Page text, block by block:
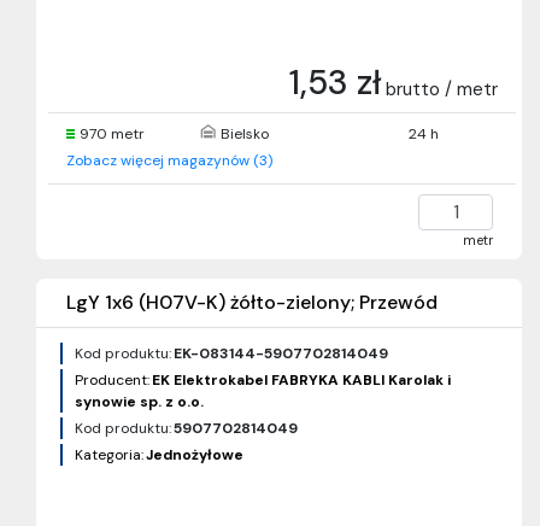
1,53 zł brutto / metr
970 metr Bielsko
24 h
Zobacz więcej magazynów (3)
metr
LgY 1x6 (H07V-K) żółto-zielony; Przewód
Kod produktu:EK-083144-5907702814049
Producent:EK Elektrokabel FABRYKA KABLI Karolak i
synowie sp. z o.o.
Kod produktu:5907702814049
Kategoria:Jednożyłowe